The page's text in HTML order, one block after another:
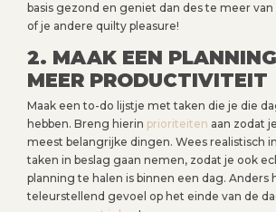
basis gezond en geniet dan des te meer
of je andere quilty pleasure!
2. MAAK EEN
MEER PRODUCTIVITEIT
Maak een to-do lijstje met taken die je die
hebben. Breng hierin prioriteiten aan zodat
meest belangrijke dingen. Wees realistisch
taken in beslag gaan nemen, zodat je ook
planning te halen is binnen een dag. Anders
teleurstellend gevoel op het einde van de